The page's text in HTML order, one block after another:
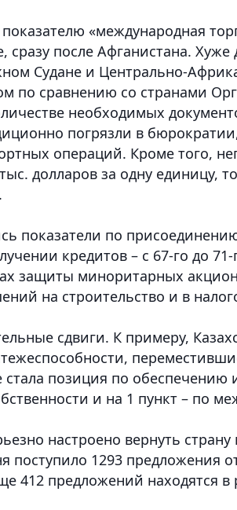
«международная
сразу после Афганистана.
Судане и Центрально-
по сравнению со странами
необходимых
погрязли в
операций. Кроме того,
долларов за одну единицу,
показатели по
кредитов – с 67-го до
защиты миноритарных
на строительство и в
сдвиги. К примеру,
позиция по обеспечению
и на 1 пункт – по
настроено вернуть
поступило 1293 предложения
412 предложений находятся в